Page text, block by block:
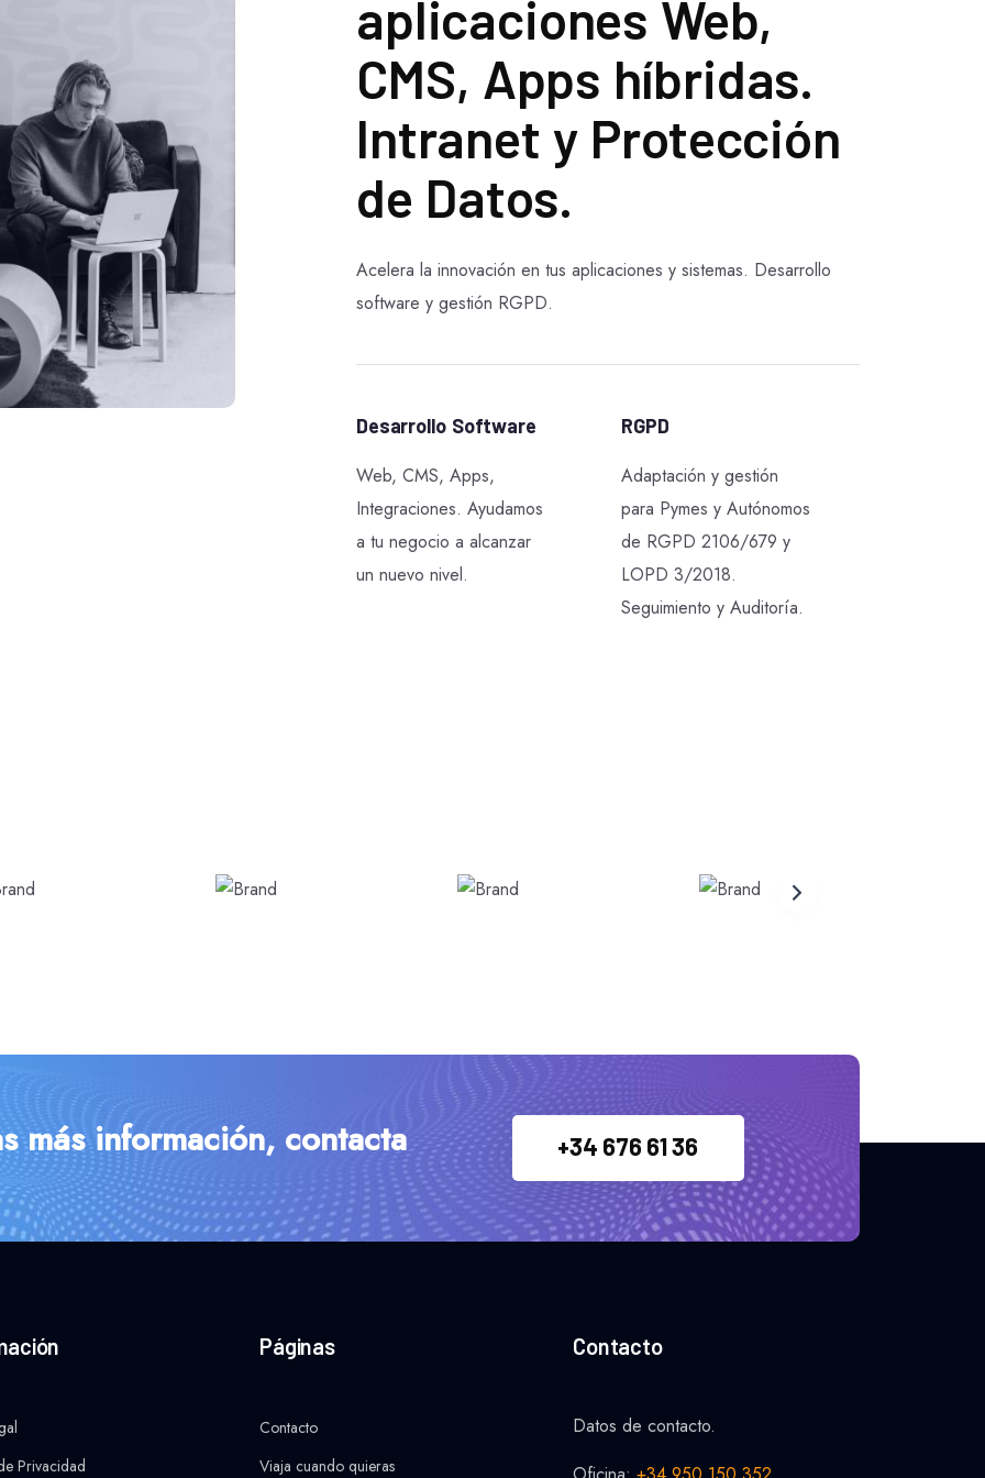
aplicaciones Web,
CMS, Apps híbridas.
Intranet y Protección
de Datos.
Acelera la innovación en tus aplicaciones y sistemas. Desarrollo
software y gestión RGPD.
Desarrollo Software
Web, CMS, Apps,
Integraciones. Ayudamos
a tu negocio a alcanzar
un nuevo nivel.
RGPD
Adaptación y gestión
para Pymes y Autónomos
de RGPD 2106/679 y
LOPD 3/2018.
Seguimiento y Auditoría.
más información, contacta +34 676 61 36
44
Privacidad
Páginas
Contacto
Viaja cuando quieras
Contacto
Datos de contacto.